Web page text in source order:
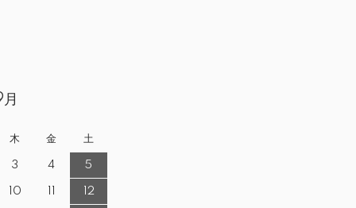
木 金 土
3 4 5
10 12